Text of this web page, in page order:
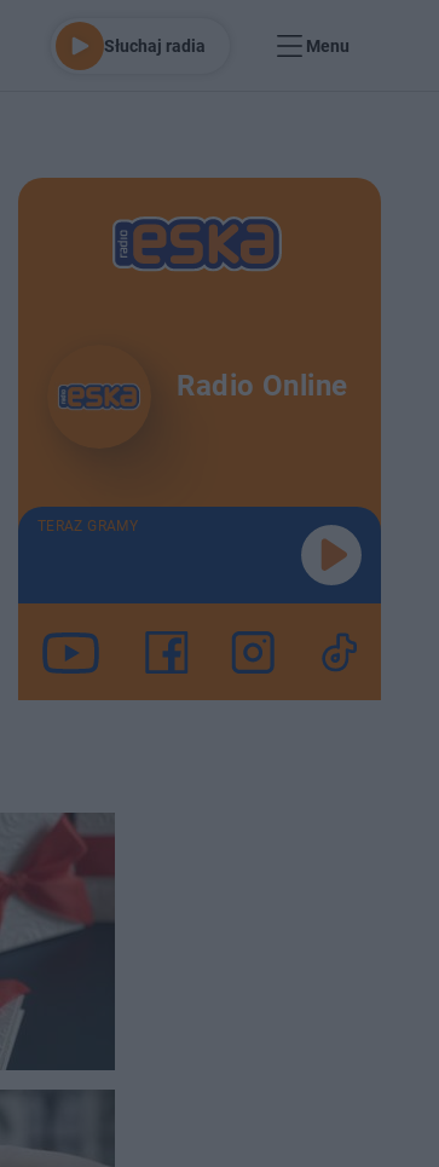
Słuchaj radia Menu
Radio Online
TERAZ GRAMY